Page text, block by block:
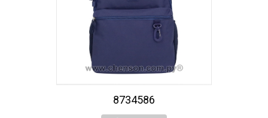
8734586